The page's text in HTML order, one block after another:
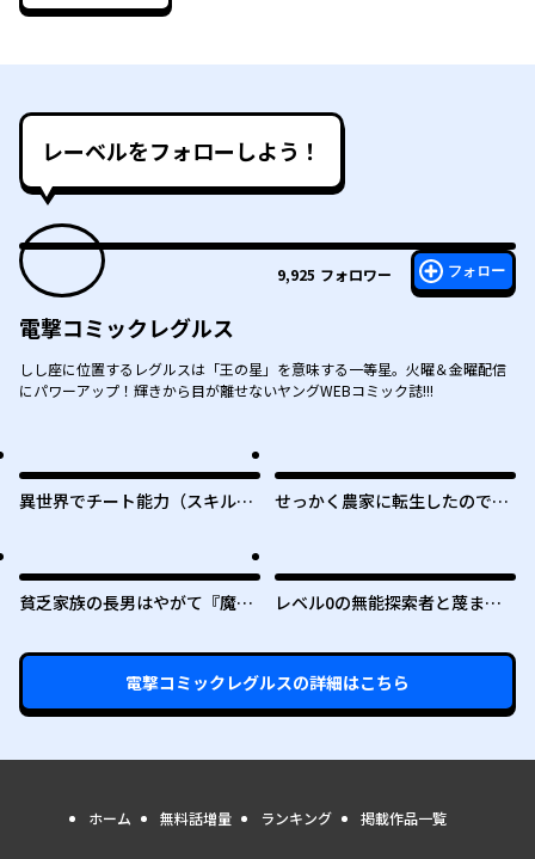
レーベルをフォローしよう！
9,925 フォロワー フォロー
電撃コミックレグルス
しし座に位置するレグルスは「王の星」を意味する一等星。火曜＆金曜配信
にパワーアップ！輝きから目が離せないヤングWEBコミック誌!!!
異世界でチート能力（スキル）
無双する ～レベルアップは人生
を変えた～
せっかく農家に転生したので勇
貧乏家族の長男はやがて『魔
レベル0の無能探索者と蔑まれ
ンキング1位は謎の人～
電撃コミックレグルスの詳細はこちら
ホーム 無料話増量 ランキング 掲載作品一覧